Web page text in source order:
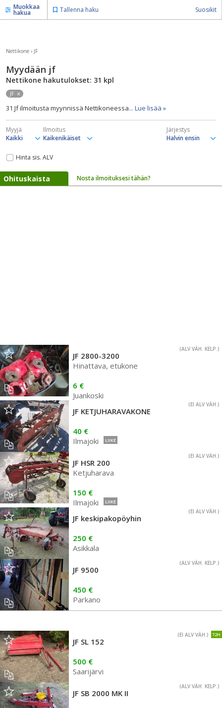
Muokkaa
hakua Tallenna haku Suosikit
Nettikone › JF
Myydään jf
Nettikone hakutulokset: 31 kpl
JF
31 Jf ilmoitusta myynnissä Nettikoneessa... Lue lisää »
Myyjä Ilmoitus Järjestys
Hinta sis. ALV
Ohituskaista Nosta ilmoituksesi tähän?
(ALV VÄH. KELP.)
JF 2800-3200
Hinattava, etukone
6 €
Juankoski
(EI ALV VÄH.)
JF KETJUHARAVAKONE
40 €
Ilmajoki
LIIKE
(EI ALV VÄH.)
JF HSR 200
Ketjuharava
150 €
Ilmajoki
LIIKE
(EI ALV VÄH.)
JF keskipakopöyhin
250 €
Asikkala
(ALV VÄH. KELP.)
JF 9500
450 €
Parkano
72H
(EI ALV VÄH.)
JF SL 152
500 €
Saarijärvi
(ALV VÄH. KELP.)
JF SB 2000 MK II